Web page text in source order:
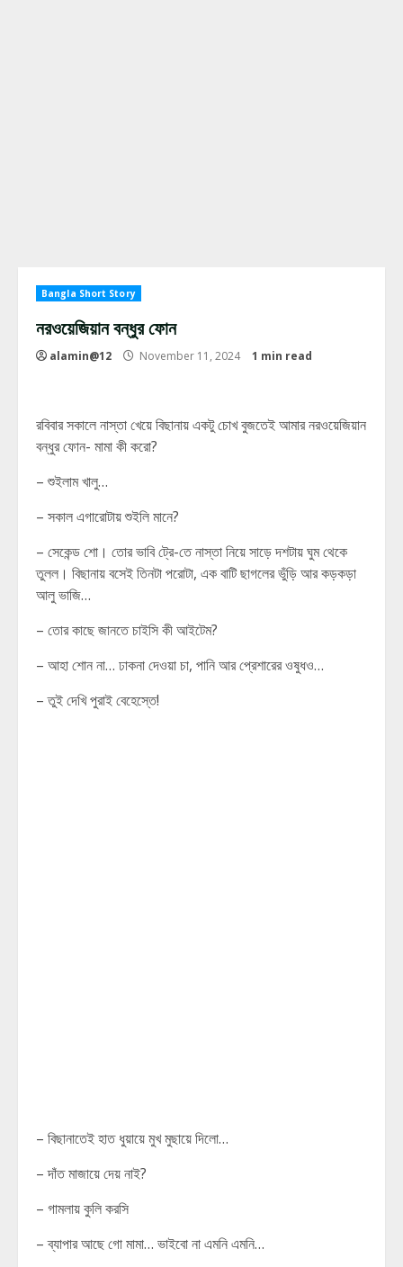
Bangla Short Story
নরওয়েজিয়ান বন্ধুর ফোন
alamin@12 November 11, 2024 1 min read
রবিবার সকালে নাস্তা খেয়ে বিছানায় একটু চোখ বুজতেই আমার নরওয়েজিয়ান
বন্ধুর ফোন- মামা কী করো?
– শুইলাম খালু…
– সকাল এগারোটায় শুইলি মানে?
– সেকেন্ড শো। তোর ভাবি ট্রে-তে নাস্তা নিয়ে সাড়ে দশটায় ঘুম থেকে
তুলল। বিছানায় বসেই তিনটা পরোটা, এক বাটি ছাগলের ভুঁড়ি আর কড়কড়া
আলু ভাজি…
– তোর কাছে জানতে চাইসি কী আইটেম?
– আহা শোন না… ঢাকনা দেওয়া চা, পানি আর প্রেশারের ওষুধও…
– তুই দেখি পুরাই বেহেস্তে!
– বিছানাতেই হাত ধুয়ায়ে মুখ মুছায়ে দিলো…
– দাঁত মাজায়ে দেয় নাই?
– গামলায় কুলি করসি
– ব্যাপার আছে গো মামা… ভাইবো না এমনি এমনি…